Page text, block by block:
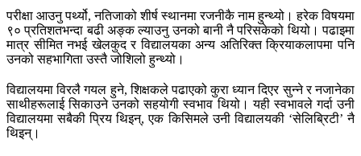
परीक्षा आउनु पर्थ्यो, नतिजाको शीर्ष स्थानमा रजनीकै नाम हुन्थ्यो। हरेक विषयमा
९० प्रतिशतभन्दा बढी अङ्क ल्याउनु उनको बानी नै परिसकेको थियो। पढाइमा
मात्र सीमित नभई खेलकुद र विद्यालयका अन्य अतिरिक्त क्रियाकलापमा पनि
उनको सहभागिता उस्तै जोशिलो हुन्थ्यो।
विद्यालयमा विरलै गयल हुने, शिक्षकले पढाएको कुरा ध्यान दिएर सुन्ने र नजानेका
साथीहरूलाई सिकाउने उनको सहयोगी स्वभाव थियो। यही स्वभावले गर्दा उनी
विद्यालयमा सबैकी प्रिय थिइन्, एक किसिमले उनी विद्यालयकी ‘सेलिब्रिटी’ नै
थिइन्।